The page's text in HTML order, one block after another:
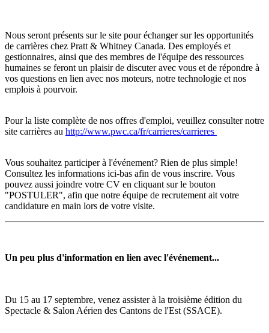
Nous seront présents sur le site pour échanger sur les opportunités
de carrières chez Pratt & Whitney Canada. Des employés et
gestionnaires, ainsi que des membres de l'équipe des ressources
humaines se feront un plaisir de discuter avec vous et de répondre à
vos questions en lien avec nos moteurs, notre technologie et nos
emplois à pourvoir.
Pour la liste complète de nos offres d'emploi, veuillez consulter notre
site carrières au http://www.pwc.ca/fr/carrieres/carrieres
Vous souhaitez participer à l'événement? Rien de plus simple!
Consultez les informations ici-bas afin de vous inscrire. Vous
pouvez aussi joindre votre CV en cliquant sur le bouton
"POSTULER", afin que notre équipe de recrutement ait votre
candidature en main lors de votre visite.
Un peu plus d'information en lien avec l'événement...
Du 15 au 17 septembre, venez assister à la troisième édition du
Spectacle & Salon Aérien des Cantons de l'Est (SSACE).